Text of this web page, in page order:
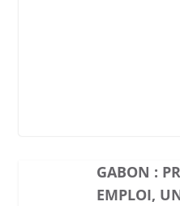
GABON :
EMPLOI,